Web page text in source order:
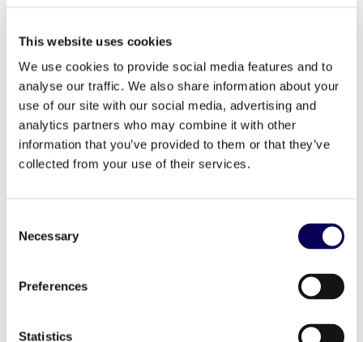
This website uses cookies
We use cookies to provide social media features and to
analyse our traffic. We also share information about your
use of our site with our social media, advertising and
analytics partners who may combine it with other
information that you’ve provided to them or that they’ve
collected from your use of their services.
Selection
Necessary
Preferences
Statistics
cosa è successo nel 2020 e possiamo vedere che il
ha mostrato la strada.
E il tuo supereroe preferito?
Thor. È ritratto come una figura molto mascolina, ma
dietro tutti i suoi muscoli, è uno dei supereroi con un
grande cuore: è premuroso e leale. Mi piace
particolarmente il suo umorismo.
troverai sempre una lattina di sciroppo d’acero lì
dentro.